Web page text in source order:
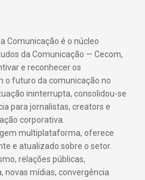
Comunicação é o núcleo
da Comunicação — Cecom,
e reconhecer os
o futuro da comunicação no
ininterrupta, consolidou-se
para jornalistas, creators e
corporativa.
multiplataforma, oferece
e atualizado sobre o setor.
relações públicas,
novas mídias, convergência